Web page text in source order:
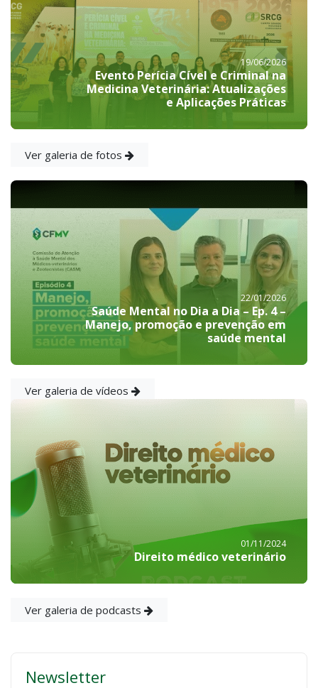
19/06/2026
Evento Perícia Cível e Criminal na
Medicina Veterinária: Atualizações
e Aplicações Práticas
Ver galeria de fotos
22/01/2026
Saúde Mental no Dia a Dia – Ep. 4 –
Manejo, promoção e prevenção em
saúde mental
Ver galeria de vídeos
01/11/2024
Direito médico veterinário
Ver galeria de podcasts
Newsletter